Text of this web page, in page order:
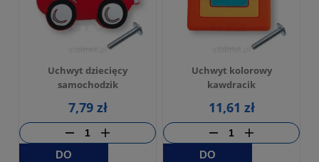
Uchwyt dziecięcy
samochodzik
7,79 zł
DO
Uchwyt kolorowy
kawdracik
11,61 zł
DO